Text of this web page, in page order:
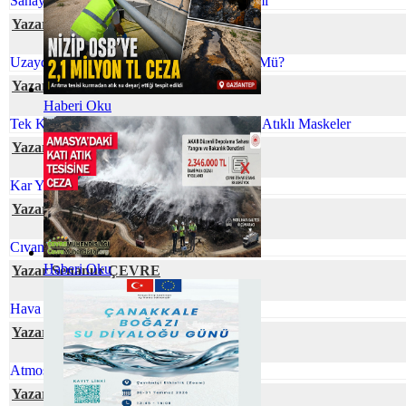
Haberi Oku
Haberi Oku
Yazar Ömür TEMİZEL
Uzaydaki Atıklarla Başa Çıkmak Mümkün Mü?
Yazar Gökhan TUFAN
Tek Kullanımlık Maskeler Yerine Minimum Atıklı Maskeler
Yazar Berna UÇAR
Kar Yağışının Faydaları
Yazar Neslihan BOYACILAR
Cıvanın Taşınabilir Tür Pillerdeki Öyküsü
Yazar Senanur ÇEVRE
Hava Kirliliğinin Plasentaya Etkisi
Yazar Dr. Özge SİVRİOĞLU
Atmosferik Kıyamete Hazır Mıyız?
Yazar Gamze CİVELEK